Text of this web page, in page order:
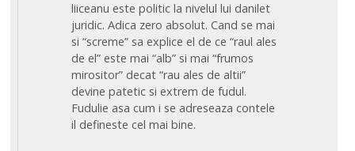
liiceanu este politic la nivelul lui danilet
juridic. Adica zero absolut. Cand se mai
si “screme” sa explice el de ce “raul ales
de el” este mai “alb” si mai “frumos
mirositor” decat “rau ales de altii”
devine patetic si extrem de fudul.
Fudulie asa cum i se adreseaza contele
il defineste cel mai bine.